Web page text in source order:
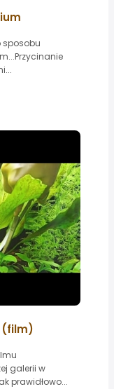
sposobu
(film)
galerii w
prawidłowo...